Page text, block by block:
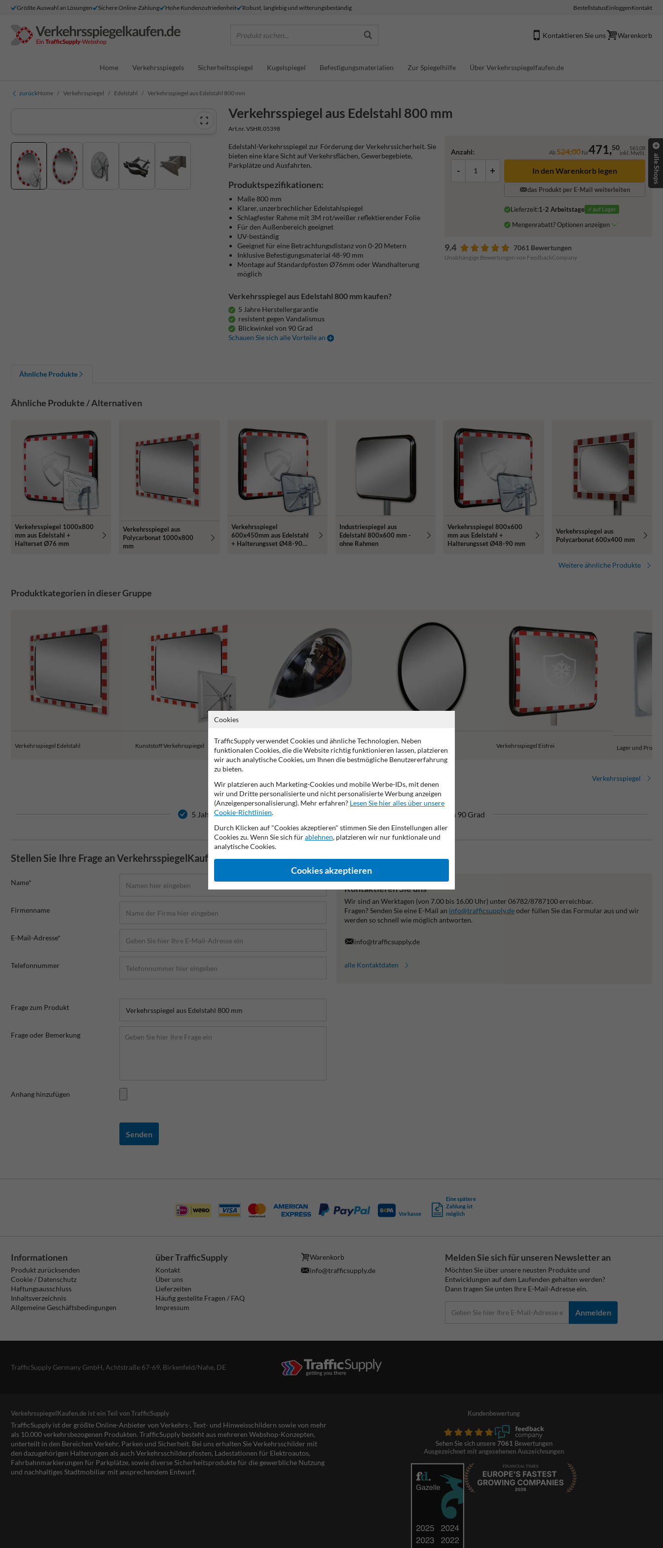
Größte Auswahl an Lösungen Sichere Online-Zahlung Hohe Kundenzufriedenheit Robust, langlebig und witterungsbeständig BestellstatusEinloggenKontakt
Produkt suchen... Kontaktieren Sie uns Warenkorb
Home Verkehrsspiegels Sicherheitsspiegel Kugelspiegel Befestigungsmaterialien Zur Spiegelhilfe Über Verkehrsspiegelfaufen.de
zurückHome Verkehrsspiegel Edelstahl Verkehrsspiegel aus Edelstahl 800 mm
Verkehrsspiegel aus Edelstahl 800 mm
Art.nr. VSHR.05398
Anzahl: Ab524,00für471,50 561,08
inkl. MwSt.
- + In den Warenkorb legen
das Produkt per E-Mail weiterleiten
Lieferzeit:1-2 Arbeitstage ✓auf Lager
Mengenrabatt? Optionen anzeigen
9.4 7061 Bewertungen
Unabhängige Bewertungen von FeedbackCompany
Edelstahl-Verkehrsspiegel zur Förderung der Verkehrssicherheit. Sie
bieten eine klare Sicht auf Verkehrsflächen, Gewerbegebiete,
Parkplätze und Ausfahrten.
Produktspezifikationen:
Maße 800 mm
Klarer, unzerbrechlicher Edelstahlspiegel
Schlagfester Rahme mit 3M rot/weißer reflektierender Folie
Für den Außenbereich geeignet
UV-beständig
Geeignet für eine Betrachtungsdistanz von 0-20 Metern
Inklusive Befestigungsmaterial 48-90 mm
Montage auf Standardpfosten Ø76mm oder Wandhalterung
möglich
Verkehrsspiegel aus Edelstahl 800 mm kaufen?
5 Jahre Herstellergarantie
resistent gegen Vandalismus
Blickwinkel von 90 Grad
Schauen Sie sich alle Vorteile an
Ähnliche Produkte
Ähnliche Produkte / Alternativen
Verkehrsspiegel 1000x800
mm aus Edelstahl +
Halterset Ø76 mm
Verkehrsspiegel aus
Polycarbonat 1000x800
mm
Verkehrsspiegel
600x450mm aus Edelstahl
+ Halterungsset Ø48-90
Industriespiegel aus
Edelstahl 800x600 mm -
ohne Rahmen
Verkehrsspiegel 800x600
mm aus Edelstahl +
Halterungsset Ø48-90 mm
Verkehrsspiegel aus
Polycarbonat 600x400 mm
Weitere ähnliche Produkte
Produktkategorien in dieser Gruppe
Verkehrsspiegel Edelstahl Kunststoff Verkehrsspiegel Verkehrsspiegel 180 Grad Verkehrsspiegel beschlagfrei Verkehrsspiegel Eisfrei Lager und
Verkehrsspiegel
5 Jahre Herstellergarantie Blickwinkel von 90 Grad
Stellen Sie Ihre Frage an VerkehrsspiegelKaufen.de
Name*
Firmenname
E-Mail-Adresse*
Telefonnummer
Frage zum Produkt
Frage oder Bemerkung
Anhang hinzufügen
Senden
Kontaktieren Sie uns
Wir sind an Werktagen (von 7.00 bis 16.00 Uhr) unter 06782/8787100 erreichbar.
Fragen? Senden Sie eine E-Mail an info@trafficsupply.deoder füllen Sie das Formular aus und wir
werden so schnell wie möglich antworten.
info@trafficsupply.de
alle Kontaktdaten
Vorkasse
Eine spätere
Zahlung ist
möglich
Informationen
Produkt zurücksenden
Cookie / Datenschutz
Haftungsausschluss
Inhaltsverzeichnis
Allgemeine Geschäftsbedingungen
über TrafficSupply
Kontakt
Über uns
Lieferzeiten
Häufig gestellte Fragen / FAQ
Impressum
Warenkorb
info@trafficsupply.de
Melden Sie sich für unseren Newsletter an
Möchten Sie über unsere neusten Produkte und
Entwicklungen auf dem Laufenden gehalten werden?
Dann tragen Sie unten Ihre E-Mail-Adresse ein.
Anmelden
TrafficSupply Germany GmbH, Achtstraße 67-69, Birkenfeld/Nahe, DE
VerkehrsspiegelKaufen.de ist ein Teil von TrafficSupply
TrafficSupply ist der größte Online-Anbieter von Verkehrs-, Text- und Hinweisschildern sowie von mehr
als 10.000 verkehrsbezogenen Produkten. TrafficSupply besteht aus mehreren Webshop-Konzepten,
unterteilt in den Bereichen Verkehr, Parken und Sicherheit. Bei uns erhalten Sie Verkehrsschilder mit
den dazugehörigen Halterungen als auch Verkehrsschilderpfosten, Ladestationen für Elektroautos,
Fahrbahnmarkierungen für Parkplätze, sowie diverse Sicherheitsprodukte für die gewerbliche Nutzung
und nachhaltiges Stadtmobiliar mit ansprechendem Entwurf.
Kundenbewertung
Sehen Sie sich unsere 7061 Bewertungen
Ausgezeichnet mit angesehenen Auszeichnungen
alle Shops
Cookies
TrafficSupply verwendet Cookies und ähnliche Technologien. Neben
funktionalen Cookies, die die Website richtig funktionieren lassen, platzieren
wir auch analytische Cookies, um Ihnen die bestmögliche Benutzererfahrung
zu bieten.
Wir platzieren auch Marketing-Cookies und mobile Werbe-IDs, mit denen
wir und Dritte personalisierte und nicht personalisierte Werbung anzeigen
(Anzeigenpersonalisierung). Mehr erfahren? Lesen Sie hier alles über unsere
Cookie-Richtlinien.
Durch Klicken auf "Cookies akzeptieren" stimmen Sie den Einstellungen aller
Cookies zu. Wenn Sie sich fürablehnen, platzieren wir nur funktionale und
analytische Cookies.
Cookies akzeptieren